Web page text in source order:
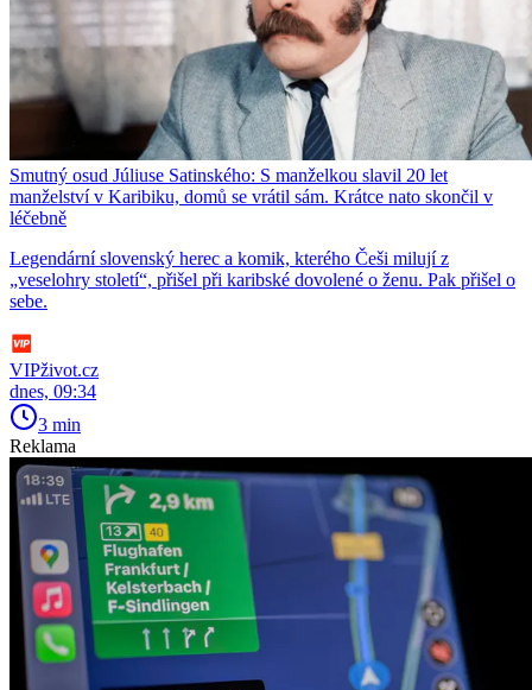
Smutný osud Júliuse Satinského: S manželkou slavil 20 let
manželství v Karibiku, domů se vrátil sám. Krátce nato skončil v
léčebně
Legendární slovenský herec a komik, kterého Češi milují z
„veselohry století“, přišel při karibské dovolené o ženu. Pak přišel o
sebe.
VIPživot.cz
dnes, 09:34
3 min
Reklama